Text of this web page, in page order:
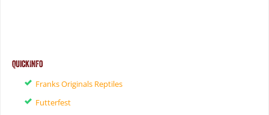
QuickInfo
Franks Originals Reptiles
Futterfest